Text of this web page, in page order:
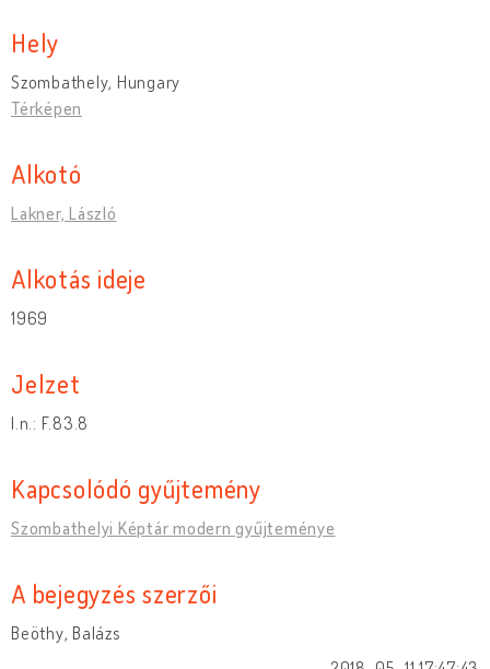
Hely
Szombathely, Hungary
Térképen
Alkotó
Lakner, László
Alkotás ideje
1969
Jelzet
I.n.: F.83.8
Kapcsolódó gyűjtemény
Szombathelyi Képtár modern gyűjteménye
A bejegyzés szerzői
Beöthy, Balázs